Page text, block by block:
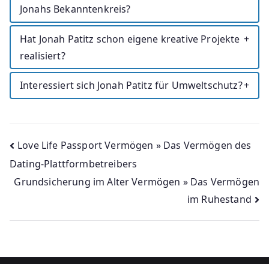
Jonahs Bekanntenkreis?
Hat Jonah Patitz schon eigene kreative Projekte
realisiert?
Interessiert sich Jonah Patitz für Umweltschutz?
Beitragsnavigation
Love Life Passport Vermögen » Das Vermögen des
Dating-Plattformbetreibers
Grundsicherung im Alter Vermögen » Das Vermögen
im Ruhestand